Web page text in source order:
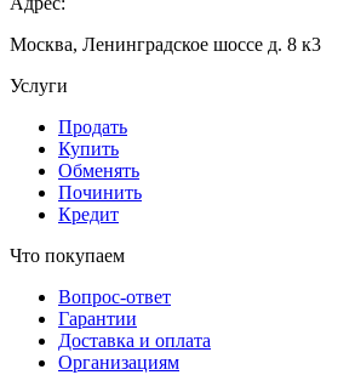
Москва, Ленинградское шоссе д. 8 к3
Услуги
Продать
Купить
Обменять
Починить
Кредит
Что покупаем
Вопрос-ответ
Гарантии
Доставка и оплата
Организациям